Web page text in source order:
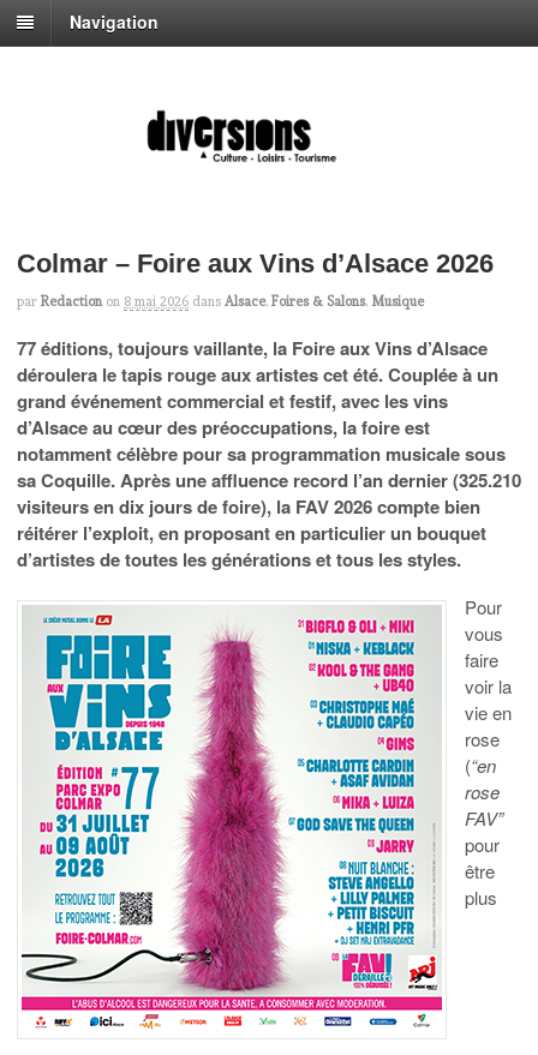
Navigation
Colmar – Foire aux Vins d’Alsace 2026
par Redaction on 8 mai 2026 dans Alsace, Foires & Salons, Musique
77 éditions, toujours vaillante, la Foire aux Vins d’Alsace
déroulera le tapis rouge aux artistes cet été. Couplée à un
grand événement commercial et festif, avec les vins
d’Alsace au cœur des préoccupations, la foire est
notamment célèbre pour sa programmation musicale sous
sa Coquille. Après une affluence record l’an dernier (325.210
visiteurs en dix jours de foire), la FAV 2026 compte bien
réitérer l’exploit, en proposant en particulier un bouquet
d’artistes de toutes les générations et tous les styles.
Pour
vous
faire
voir la
vie en
rose
(“en
rose
FAV”
pour
être
plus